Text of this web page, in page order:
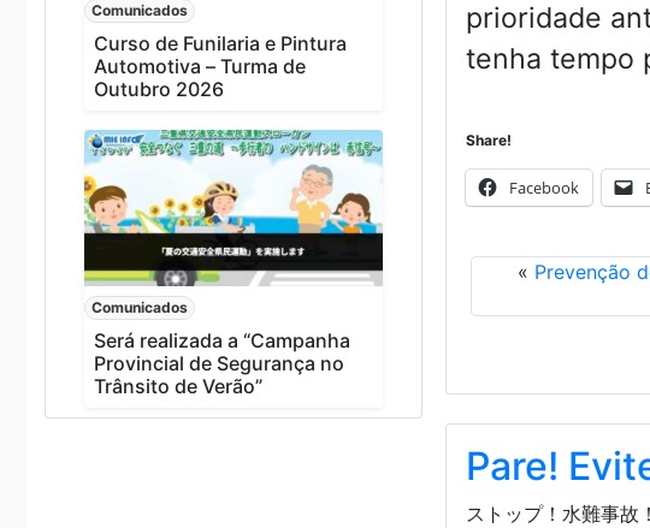
Comunicados
Curso de Funilaria e Pintura
Automotiva – Turma de
Outubro 2026
Comunicados
Será realizada a “Campanha
Provincial de Segurança no
Trânsito de Verão”
prioridade
tenha tempo
Share!
Facebook
« Prevenção
Pare!
ストップ！水難事故